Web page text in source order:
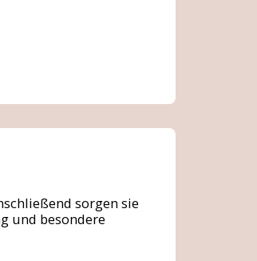
sorgen sie
und besondere